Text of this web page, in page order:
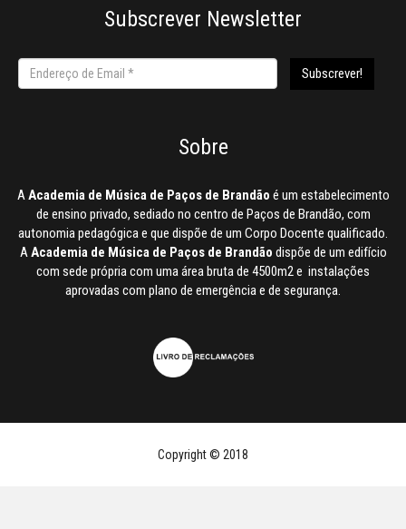
Subscrever Newsletter
Sobre
AAcademia de Música de Paços de Brandão é um estabelecimento
de ensino privado, sediado no centro de Paços de Brandão, com
autonomia pedagógica e que dispõe de um Corpo Docente qualificado.
AAcademia de Música de Paços de Brandão dispõe de um edifício
com sede própria com uma área bruta de 4500m2 e instalações
aprovadas com plano de emergência e de segurança.
Copyright © 2018